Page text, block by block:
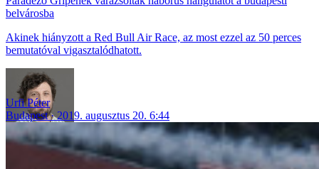
belvárosba
Akinek hiányzott a Red Bull Air Race, az most ezzel az 50 perces
bemutatóval vigasztalódhatott.
Urfi Péter
Budapest
2019. augusztus 20. 6:44